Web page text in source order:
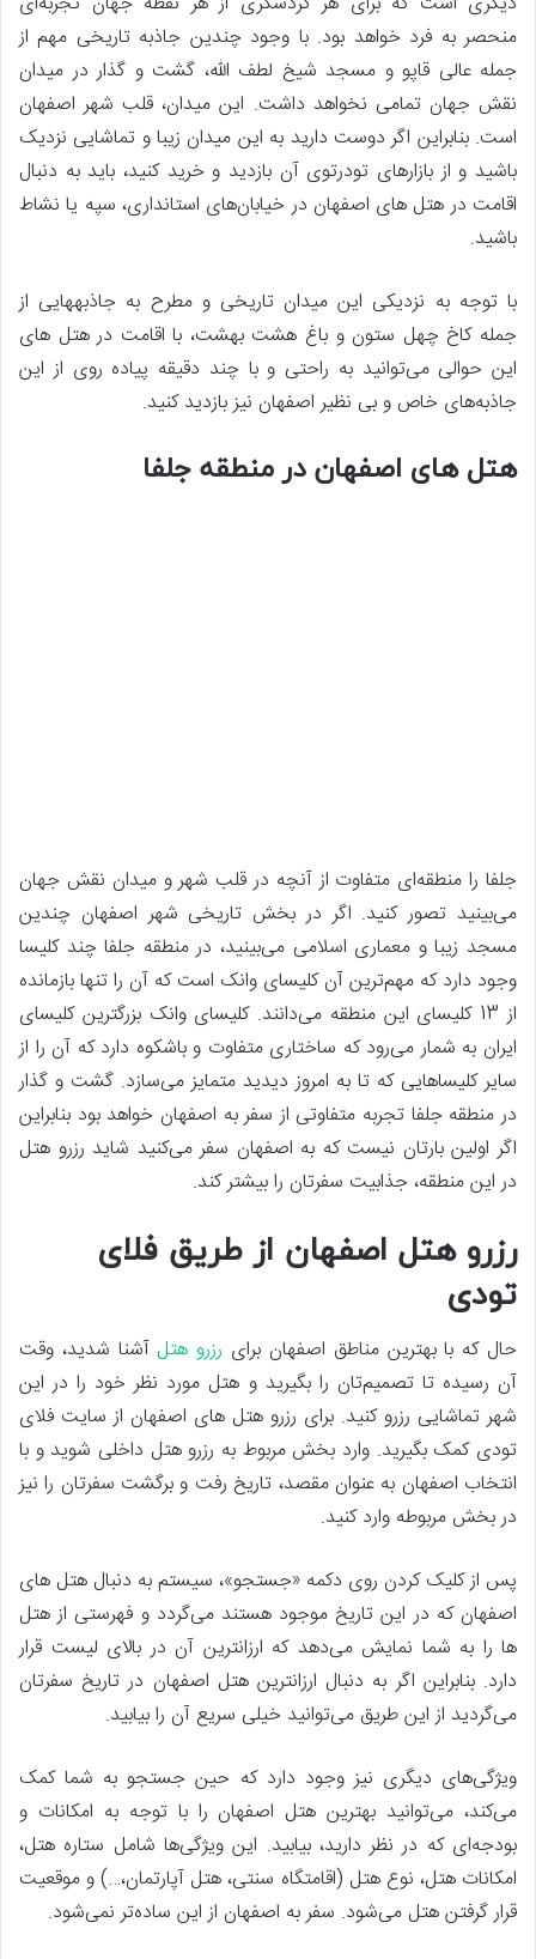
منحصر به فرد خواهد بود. با وجود چندین جاذبه تاریخی مهم از
جمله عالی قاپو و مسجد شیخ لطف الله، گشت و گذار در میدان
نقش جهان تمامی نخواهد داشت. این میدان، قلب شهر اصفهان
است. بنابراین اگر دوست دارید به این میدان زیبا و تماشایی نزدیک
باشید و از بازارهای تودرتوی آن بازدید و خرید کنید، باید به دنبال
اقامت در هتل های اصفهان در خیابان‌های استانداری، سپه یا نشاط
باشید.
با توجه به نزدیکی این میدان تاریخی و مطرح به جاذبه‎هایی از
جمله کاخ چهل ستون و باغ هشت بهشت، با اقامت در هتل های
این حوالی می‌توانید به راحتی و با چند دقیقه پیاده روی از این
جاذبه‌های خاص و بی نظیر اصفهان نیز بازدید کنید.
هتل های اصفهان در منطقه جلفا
جلفا را منطقه‌ای متفاوت از آنچه در قلب شهر و میدان نقش جهان
می‌بینید تصور کنید. اگر در بخش تاریخی شهر اصفهان چندین
مسجد زیبا و معماری اسلامی می‌بینید، در منطقه جلفا چند کلیسا
وجود دارد که مهم‌ترین آن کلیسای وانک است که آن را تنها بازمانده
از 13 کلیسای این منطقه می‌دانند. کلیسای وانک بزرگترین کلیسای
ایران به شمار می‌رود که ساختاری متفاوت و باشکوه دارد که آن را از
سایر کلیساهایی که تا به امروز دیدید متمایز می‌سازد. گشت و گذار
در منطقه جلفا تجربه متفاوتی از سفر به اصفهان خواهد بود بنابراین
اگر اولین بارتان نیست که به اصفهان سفر می‌کنید شاید رزرو هتل
در این منطقه، جذابیت سفرتان را بیشتر کند.
رزرو هتل اصفهان از طریق فلای
تودی
حال که با بهترین مناطق اصفهان برای رزرو هتلآشنا شدید، وقت
آن رسیده تا تصمیم‌تان را بگیرید و هتل مورد نظر خود را در این
شهر تماشایی رزرو کنید. برای رزرو هتل های اصفهان از سایت فلای
تودی کمک بگیرید. وارد بخش مربوط به رزرو هتل داخلی شوید و با
انتخاب اصفهان به عنوان مقصد، تاریخ رفت و برگشت سفرتان را نیز
در بخش مربوطه وارد کنید.
پس از کلیک کردن روی دکمه «جستجو»، سیستم به دنبال هتل های
اصفهان که در این تاریخ موجود هستند می‎‌گردد و فهرستی از هتل
ها را به شما نمایش می‌دهد که ارزانترین آن در بالای لیست قرار
دارد. بنابراین اگر به دنبال ارزانترین هتل اصفهان در تاریخ سفرتان
می‌گردید از این طریق می‌توانید خیلی سریع آن را بیابید.
ویژگی‌های دیگری نیز وجود دارد که حین جستجو به شما کمک
می‌کند، می‌توانید بهترین هتل اصفهان را با توجه به امکانات و
بودجه‌ای که در نظر دارید، بیابید. این ویژگی‌ها شامل ستاره هتل،
امکانات هتل، نوع هتل (اقامتگاه سنتی، هتل آپارتمان،…) و موقعیت
قرار گرفتن هتل می‌شود. سفر به اصفهان از این ساده‌تر نمی‌شود.